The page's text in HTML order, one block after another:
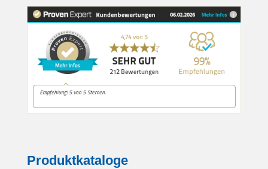
Produktkataloge